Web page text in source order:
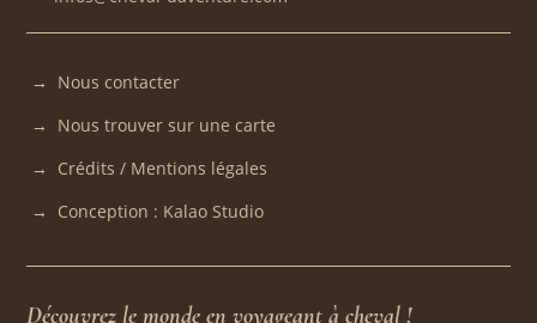
Nous contacter
Nous trouver sur une carte
Crédits / Mentions légales
Conception : Kalao Studio
Découvrez le monde en voyageant à cheval !